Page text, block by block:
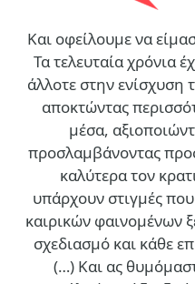
Και οφείλουμε να
Τα τελευταία χρόνια
άλλοτε στην ενίσχυση
αποκτώντας
μέσα,
προσλαμβάνοντας
καλύτερα τον
υπάρχουν στιγμές
καιρικών φαινομένων
σχεδιασμό και κάθε
(…) Και ας